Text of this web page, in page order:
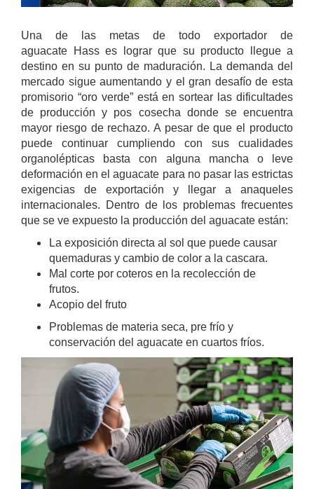
Una de las metas de todo exportador de
aguacate Hass es lograr que su producto llegue a
destino en su punto de maduración. La demanda del
mercado sigue aumentando y el gran desafío de esta
promisorio “oro verde” está en sortear las dificultades
de producción y pos cosecha donde se encuentra
mayor riesgo de rechazo. A pesar de que el producto
puede continuar cumpliendo con sus cualidades
organolépticas basta con alguna mancha o leve
deformación en el aguacate para no pasar las estrictas
exigencias de exportación y llegar a anaqueles
internacionales. Dentro de los problemas frecuentes
que se ve expuesto la producción del aguacate están:
La exposición directa al sol que puede causar
quemaduras y cambio de color a la cascara.
Mal corte por coteros en la recolección de
frutos.
Acopio del fruto
Problemas de materia seca, pre frío y
conservación del aguacate en cuartos fríos.